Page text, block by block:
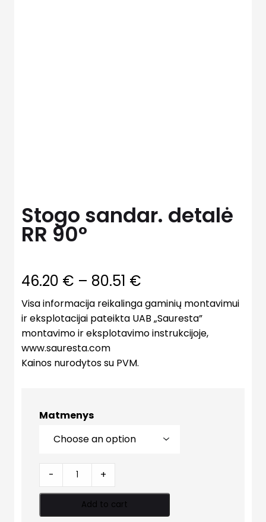
Stogo sandar. detalė
RR 90°
46.20 € – 80.51 €
Visa informacija reikalinga gaminių montavimui
ir eksplotacijai pateikta UAB „Sauresta”
montavimo ir eksplotavimo instrukcijoje,
www.sauresta.com
Kainos nurodytos su PVM.
Matmenys
sandar.
RR
- +
Add to cart